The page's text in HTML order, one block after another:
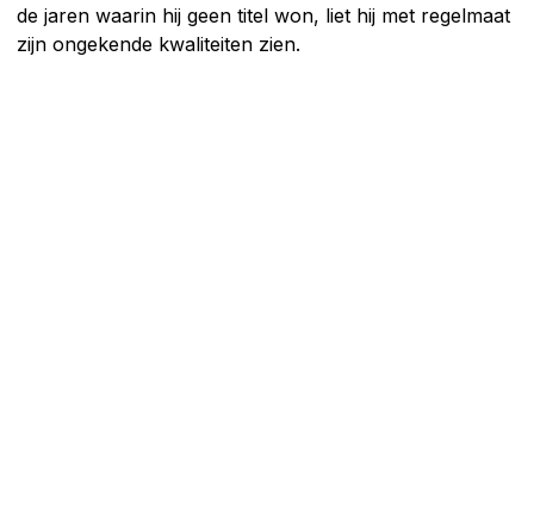
de jaren waarin hij geen titel won, liet hij met regelmaat
zijn ongekende kwaliteiten zien.